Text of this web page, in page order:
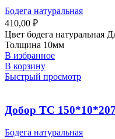
Бодега натуральная
410,00 ₽
Цвет бодега
Толщина 10мм
В избранное
В корзину
Быстрый просмотр
Добор ТС
Бодега натуральная